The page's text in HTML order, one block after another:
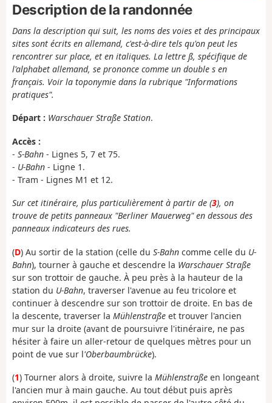
Description de la randonnée
Dans la description qui suit, les noms des voies et des principaux
sites sont écrits en allemand, c'est-à-dire tels qu'on peut les
rencontrer sur place, et en italiques. La lettre ß, spécifique de
l'alphabet allemand, se prononce comme un double s en
français. Voir la toponymie dans la rubrique "Informations
pratiques".
Départ : Warschauer Straße Station.
Accès :
- S-Bahn - Lignes 5, 7 et 75.
- U-Bahn - Ligne 1.
- Tram - Lignes M1 et 12.
Sur cet itinéraire, plus particulièrement à partir de (3), on
trouve de petits panneaux "Berliner Mauerweg" en dessous des
panneaux indicateurs des rues.
(D) Au sortir de la station (celle du S-Bahn comme celle du U-
Bahn), tourner à gauche et descendre la Warschauer Straße
sur son trottoir de gauche. À peu près à la hauteur de la
station du U-Bahn, traverser l'avenue au feu tricolore et
continuer à descendre sur son trottoir de droite. En bas de
la descente, traverser la Mühlenstraße et trouver l'ancien
mur sur la droite (avant de poursuivre l'itinéraire, ne pas
hésiter à faire un aller-retour de quelques mètres pour un
point de vue sur l'Oberbaumbrücke).
(1) Tourner alors à droite, suivre la Mühlenstraße en longeant
l'ancien mur à main gauche. Au tout début puis après